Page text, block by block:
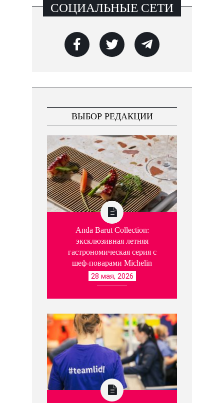
СОЦИАЛЬНЫЕ СЕТИ
ВЫБОР РЕДАКЦИИ
Anda Barut Collection:
эксклюзивная летняя
гастрономическая серия с
шеф-поварами Michelin
28 мая, 2026